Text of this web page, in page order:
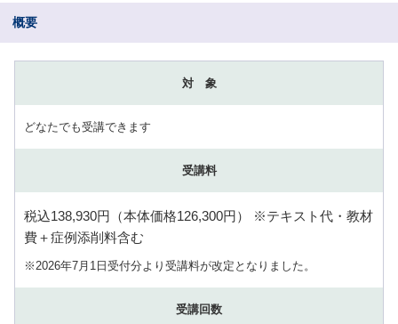
概要
対 象
どなたでも受講できます
受講料
税込138,930円（本体価格126,300円） ※テキスト代・教材
費＋症例添削料含む
※2026年7月1日受付分より受講料が改定となりました。
受講回数